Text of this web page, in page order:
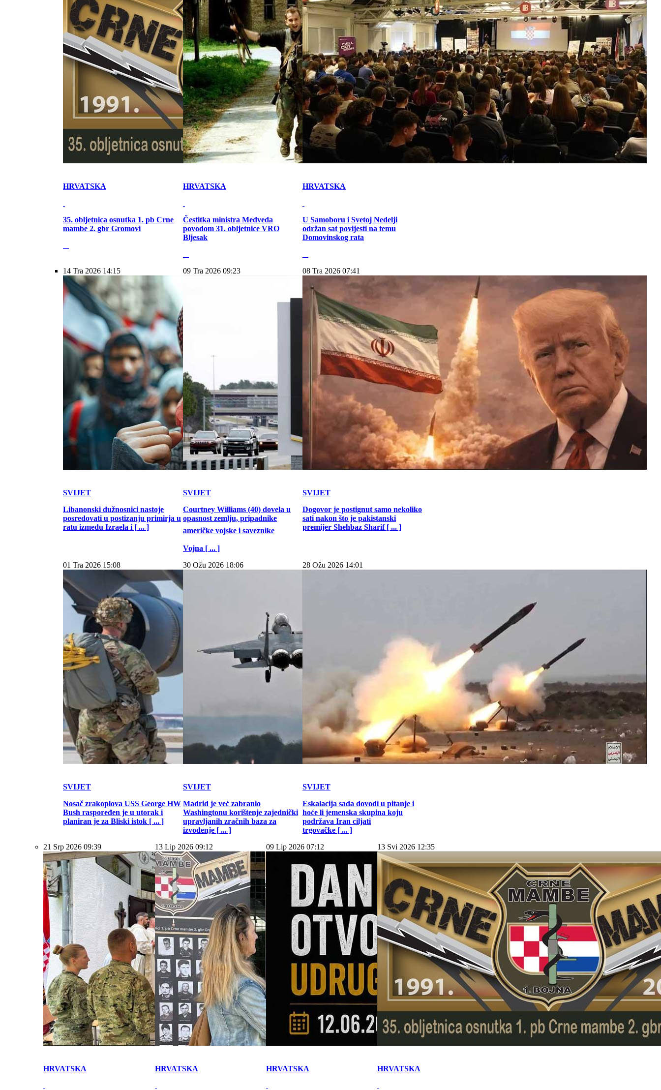
HRVATSKA
35. obljetnica osnutka 1. pb Crne
mambe 2. gbr Gromovi
HRVATSKA
Čestitka ministra Medveda
povodom 31. obljetnice VRO
Bljesak
HRVATSKA
U Samoboru i Svetoj Nedelji
održan sat povijesti na temu
Domovinskog rata
14 Tra 2026 14:15
SVIJET
Libanonski dužnosnici nastoje
posredovati u postizanju primirja u
ratu između Izraela i [ ... ]
09 Tra 2026 09:23
SVIJET
Courtney Williams (40) dovela u
opasnost zemlju, pripadnike
američke vojske i saveznike
Vojna [ ... ]
08 Tra 2026 07:41
SVIJET
Dogovor je postignut samo nekoliko
sati nakon što je pakistanski
premijer Shehbaz Sharif [ ... ]
01 Tra 2026 15:08
SVIJET
Nosač zrakoplova USS George HW
Bush raspoređen je u utorak i
planiran je za Bliski istok [ ... ]
30 Ožu 2026 18:06
SVIJET
Madrid je već zabranio
Washingtonu korištenje zajednički
upravljanih zračnih baza za
izvođenje [ ... ]
28 Ožu 2026 14:01
SVIJET
Eskalacija sada dovodi u pitanje i
hoće li jemenska skupina koju
podržava Iran ciljati
trgovačke [ ... ]
21 Srp 2026 09:39
HRVATSKA
13 Lip 2026 09:12
HRVATSKA
09 Lip 2026 07:12
HRVATSKA
13 Svi 2026 12:35
HRVATSKA